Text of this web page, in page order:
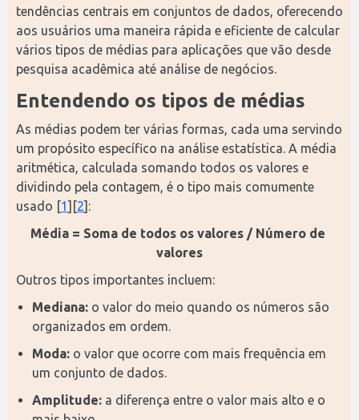
tendências centrais em conjuntos de dados, oferecendo
aos usuários uma maneira rápida e eficiente de calcular
vários tipos de médias para aplicações que vão desde
pesquisa acadêmica até análise de negócios.
Entendendo os tipos de médias
As médias podem ter várias formas, cada uma servindo
um propósito específico na análise estatística. A média
aritmética, calculada somando todos os valores e
dividindo pela contagem, é o tipo mais comumente
usado [1][2]:
Média = Soma de todos os valores / Número de
valores
Outros tipos importantes incluem:
Mediana: o valor do meio quando os números são
organizados em ordem.
Moda: o valor que ocorre com mais frequência em
um conjunto de dados.
Amplitude: a diferença entre o valor mais alto e o